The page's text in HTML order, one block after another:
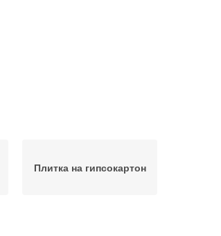
Плитка на гипсокартон